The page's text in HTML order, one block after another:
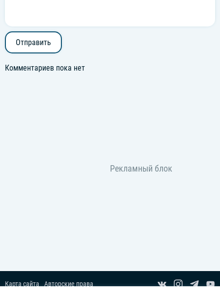
Отправить
Комментариев пока нет
Карта сайта
Авторские права